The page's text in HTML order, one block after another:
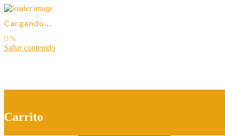
Cargando...
Saltar contenido
Carrito